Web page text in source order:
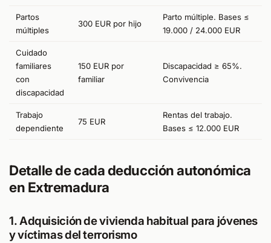
Partos
múltiples
300 EUR por hijo
Parto múltiple. Bases ≤
19.000 / 24.000 EUR
Cuidado
familiares
con
discapacidad
150 EUR por
familiar
Discapacidad ≥ 65%.
Convivencia
Trabajo
dependiente
75 EUR
Rentas del trabajo.
Bases ≤ 12.000 EUR
Detalle de cada deducción autonómica
en Extremadura
1. Adquisición de vivienda habitual para jóvenes
y víctimas del terrorismo